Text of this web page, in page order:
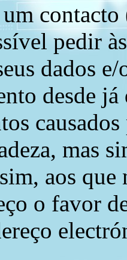
pedir
dados
desde
mas
aos
o favor